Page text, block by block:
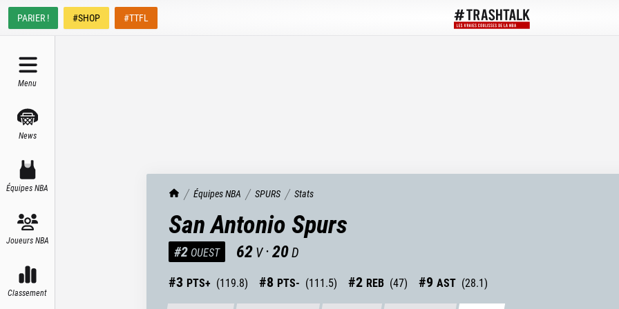
PARIER ! #SHOP #TTFL
Menu
News
Équipes NBA
Joueurs NBA
Classement
TrashTalk Actu NBA
Équipes NBA SPURS Stats
San Antonio Spurs
#2 OUEST 62 V ·20D
#3 PTS+ (119.8) #8 PTS- (111.5) #2 REB (47) #9 AST (28.1)